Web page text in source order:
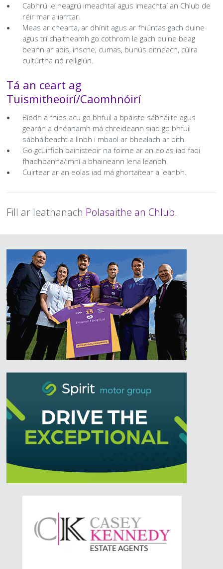
Cabhrú le heagrú imeachtaí agus imeachtaí an Chlub de
réir mar a iarrtar.
Meas ar chearta, ar dhínit agus ar fhiúntas gach duine
agus trí chaitheamh go cothrom le gach duine beag
beann ar aois, inscne, cumas, bunús eitneach, cúlra
cultúrtha nó reiligiún.
Tá an ceart ag
Tuismitheoirí/Caomhnóirí
Bíodh a fhios acu go bhfuil a bpáiste sábháilte agus
gearán a dhéanamh má chreideann siad go bhfuil
sábháilteacht a linbh i mbaol ar bhealach ar bith.
Go gcuirfidh bainisteoir na foirne ar an eolas iad faoi
fhadhbanna/imní a bhaineann lena leanbh.
Cuirtear ar an eolas iad má ghortaítear a leanbh.
Fill ar leathanach Polasaithe an Chlub.